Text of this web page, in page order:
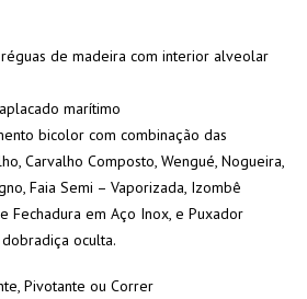
de madeira com interior alveolar
marítimo
bicolor com combinação das
Carvalho Composto, Wengué, Nogueira,
Faia Semi – Vaporizada, Izombê
Fechadura em Aço Inox, e Puxador
oculta.
Pivotante ou Correr